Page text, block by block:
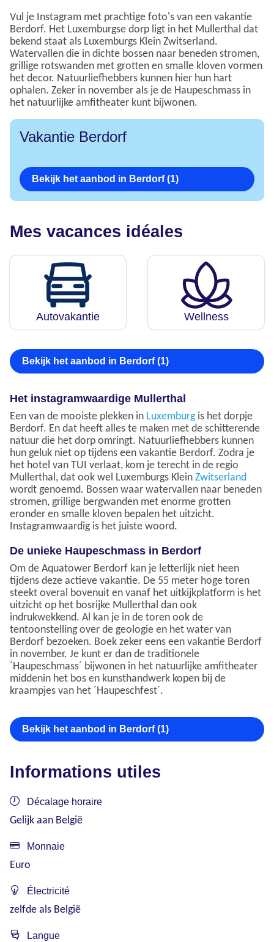
Vul je Instagram met prachtige foto's van een vakantie
Berdorf. Het Luxemburgse dorp ligt in het Mullerthal dat
bekend staat als Luxemburgs Klein Zwitserland.
Watervallen die in dichte bossen naar beneden stromen,
grillige rotswanden met grotten en smalle kloven vormen
het decor. Natuurliefhebbers kunnen hier hun hart
ophalen. Zeker in november als je de Haupeschmass in
het natuurlijke amfitheater kunt bijwonen.
Vakantie Berdorf
Bekijk het aanbod in Berdorf (1)
Mes vacances idéales
Autovakantie Wellness
Bekijk het aanbod in Berdorf (1)
Het instagramwaardige Mullerthal
Een van de mooiste plekken in Luxemburgis het dorpje
Berdorf. En dat heeft alles te maken met de schitterende
natuur die het dorp omringt. Natuurliefhebbers kunnen
hun geluk niet op tijdens een vakantie Berdorf. Zodra je
het hotel van TUI verlaat, kom je terecht in de regio
Mullerthal, dat ook wel Luxemburgs Klein Zwitserland
wordt genoemd. Bossen waar watervallen naar beneden
stromen, grillige bergwanden met enorme grotten
eronder en smalle kloven bepalen het uitzicht.
Instagramwaardig is het juiste woord.
De unieke Haupeschmass in Berdorf
Om de Aquatower Berdorf kan je letterlijk niet heen
tijdens deze actieve vakantie. De 55 meter hoge toren
steekt overal bovenuit en vanaf het uitkijkplatform is het
uitzicht op het bosrijke Mullerthal dan ook
indrukwekkend. Al kan je in de toren ook de
tentoonstelling over de geologie en het water van
Berdorf bezoeken. Boek zeker eens een vakantie Berdorf
in november. Je kunt er dan de traditionele
´Haupeschmass´ bijwonen in het natuurlijke amfitheater
middenin het bos en kunsthandwerk kopen bij de
kraampjes van het ´Haupeschfest´.
Bekijk het aanbod in Berdorf (1)
Informations utiles
Décalage horaire
Gelijk aan België
Monnaie
Euro
Électricité
zelfde als België
Langue